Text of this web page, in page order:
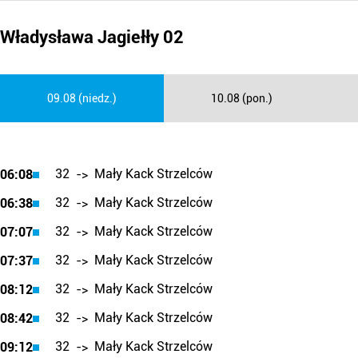
Władysława Jagiełły 02
09.08 (niedz.) 10.08 (pon.)
06:08 32 -> Mały Kack Strzelców
06:38
32 -> Mały Kack Strzelców
07:07
32 -> Mały Kack Strzelców
07:37
32 -> Mały Kack Strzelców
08:12
32 -> Mały Kack Strzelców
08:42
32 -> Mały Kack Strzelców
09:12
32 -> Mały Kack Strzelców